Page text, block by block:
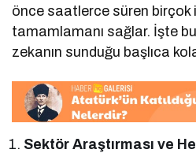
önce saatlerce süren birçok
tamamlamanı sağlar. İşte
zekanın sunduğu başlıca
Sektör Araştırması ve